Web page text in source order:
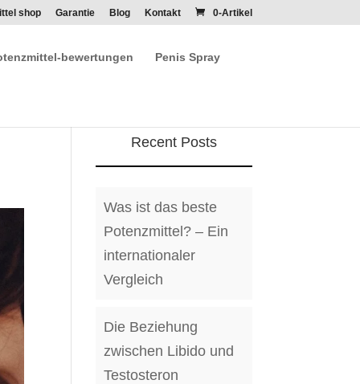
shop Garantie Blog Kontakt 0-Artikel
bewertungen Penis Spray
Recent Posts
Was ist das beste
Potenzmittel? – Ein
internationaler
Vergleich
Die Beziehung
zwischen Libido und
Testosteron